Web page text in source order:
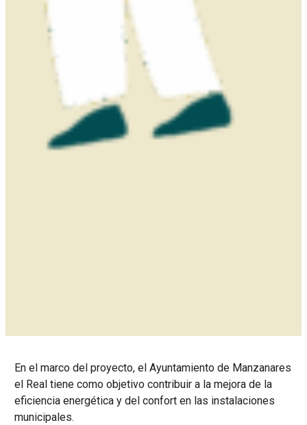
En el marco del proyecto, el Ayuntamiento de Manzanares
el Real tiene como objetivo contribuir a la mejora de la
eficiencia energética y del confort en las instalaciones
municipales.